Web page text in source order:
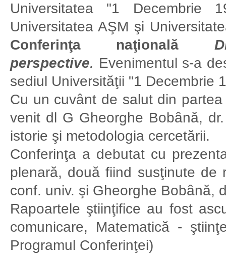
Universitatea "1
Universitatea AŞM şi
Conferinţa naţională
perspective. Evenimentul s-a
sediul Universităţii "1 Decembrie
Cu un cuvânt de salut din
venit dl G Gheorghe Bobână,
istorie şi metodologia cercetării.
Conferinţa a debutat cu
plenară, două fiind susţinute de
conf. univ. şi Gheorghe Bobână,
Rapoartele ştiinţifice au fost
comunicare, Matematică -
Programul Conferinţei)